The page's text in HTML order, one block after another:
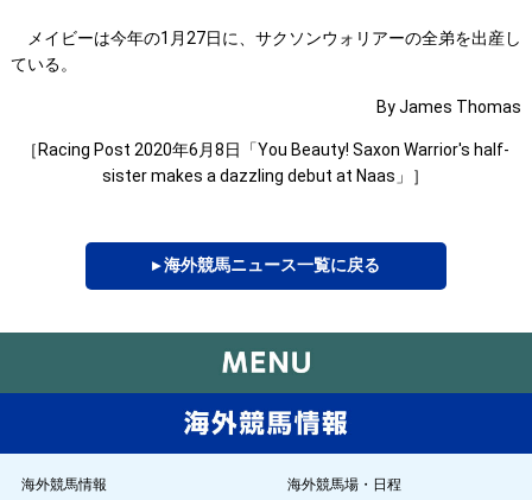
メイビーは今年の1月27日に、サクソンウォリアーの全弟を出産し
ている。
By James Thomas
［Racing Post 2020年6月8日「You Beauty! Saxon Warrior's half-
sister makes a dazzling debut at Naas」］
▸ 海外競馬ニュース一覧に戻る
海外競馬情報 海外競馬場・日程